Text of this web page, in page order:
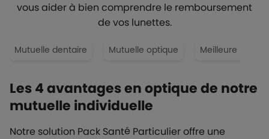
vous aider à bien comprendre le remboursement
de vos lunettes.
Mutuelle dentaire Mutuelle optique Meilleure
Les 4 avantages en optique de notre
mutuelle individuelle
Notre solution Pack Santé Particulier offre une